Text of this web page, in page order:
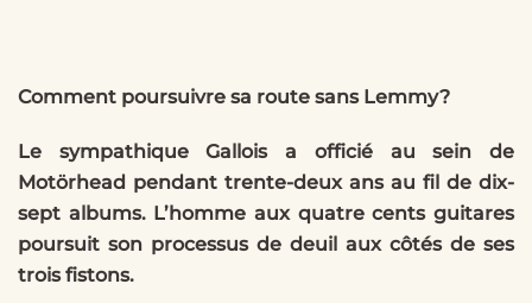
Comment poursuivre sa route sans Lemmy?
Le sympathique Gallois a officié au sein de
Motörhead pendant trente-deux ans au fil de dix-
sept albums. L’homme aux quatre cents guitares
poursuit son processus de deuil aux côtés de ses
trois fistons.